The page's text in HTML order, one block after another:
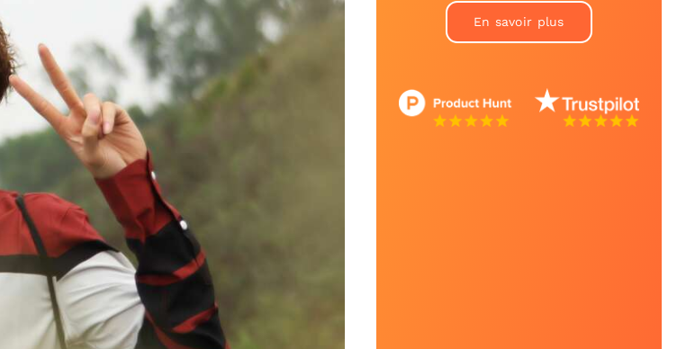
En savoir plus